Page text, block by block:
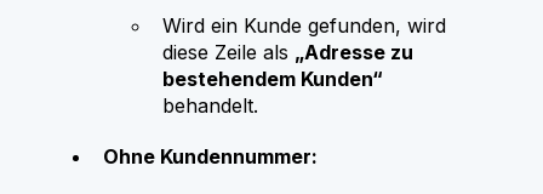
Wird ein Kunde gefunden, wird
diese Zeile als „Adresse zu
bestehendem Kunden“
behandelt.
Ohne Kundennummer: